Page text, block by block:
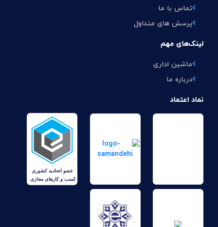
تماس با ما
پرسش های متداول
لینک‌های مهم
ماشین اداری
درباره ما
نماد اعتماد